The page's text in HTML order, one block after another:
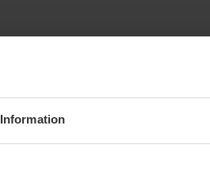
Information